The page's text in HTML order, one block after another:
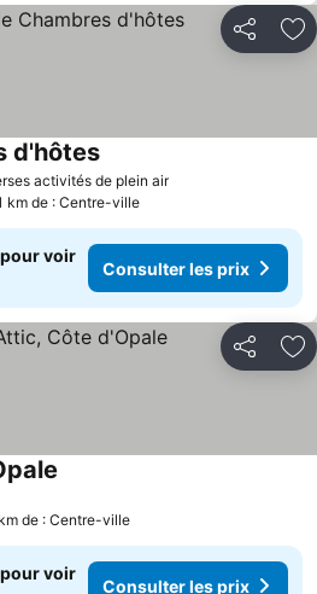
Partager
activités de plein air
d'hôtes
km de : Centre-ville
voir
Consulter les prix
Partager
de : Centre-ville
voir
Consulter les prix